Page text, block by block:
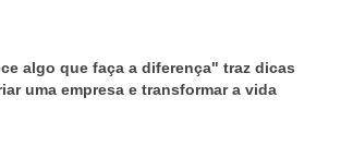
algo que faça a diferença" traz dicas
uma empresa e transformar a vida